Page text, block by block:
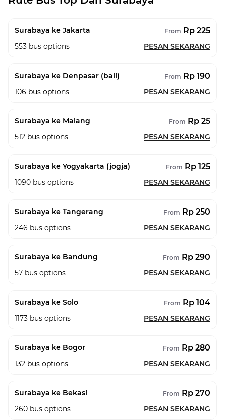
Surabaya ke Jakarta From Rp 225
553 bus options PESAN SEKARANG
Surabaya ke Denpasar (bali) From Rp 190
106 bus options PESAN SEKARANG
Surabaya ke Malang From Rp 25
512 bus options PESAN SEKARANG
Surabaya ke Yogyakarta (jogja) From Rp 125
1090 bus options PESAN SEKARANG
Surabaya ke Tangerang From Rp 250
246 bus options PESAN SEKARANG
Surabaya ke Bandung From Rp 290
57 bus options PESAN SEKARANG
Surabaya ke Solo From Rp 104
1173 bus options PESAN SEKARANG
Surabaya ke Bogor From Rp 280
132 bus options PESAN SEKARANG
Surabaya ke Bekasi From Rp 270
260 bus options PESAN SEKARANG